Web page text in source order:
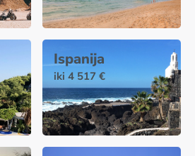
Ispanija
iki 4 517 €